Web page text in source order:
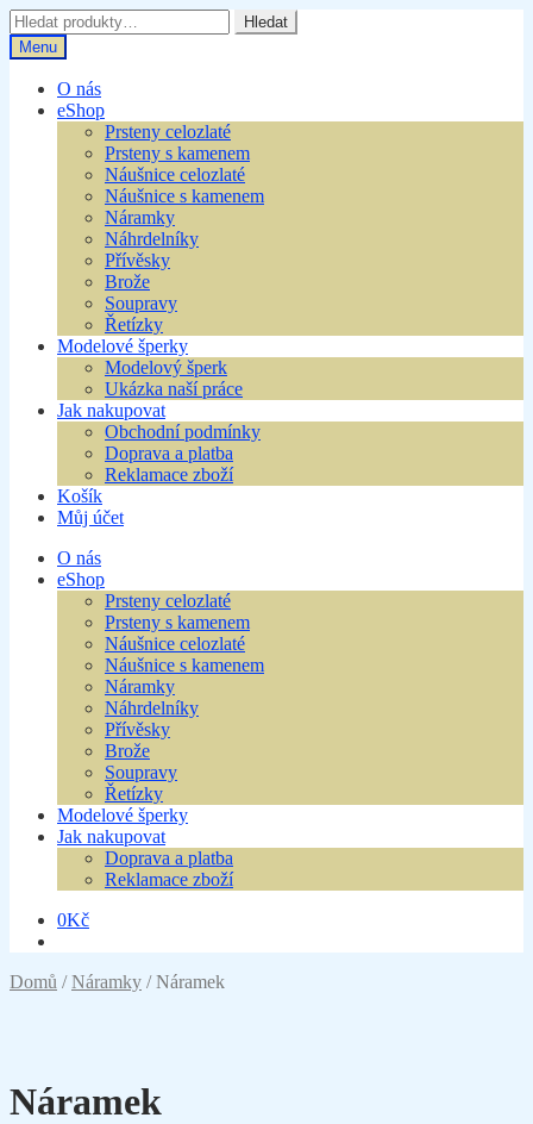
Přeskočit
na
navigaci
Přejít
k
obsahu
webu
Hledat:
Hledat
Menu
O nás
eShop
Prsteny celozlaté
Prsteny s kamenem
Náušnice celozlaté
Náušnice s kamenem
Náramky
Náhrdelníky
Přívěsky
Brože
Soupravy
Řetízky
Modelové šperky
Modelový šperk
Ukázka naší práce
Jak nakupovat
Obchodní podmínky
Doprava a platba
Reklamace zboží
Košík
Můj účet
O nás
eShop
Prsteny celozlaté
Prsteny s kamenem
Náušnice celozlaté
Náušnice s kamenem
Náramky
Náhrdelníky
Přívěsky
Brože
Soupravy
Řetízky
Modelové šperky
Jak nakupovat
Doprava a platba
Reklamace zboží
0Kč
Domů /Náramky /Náramek
Náramek